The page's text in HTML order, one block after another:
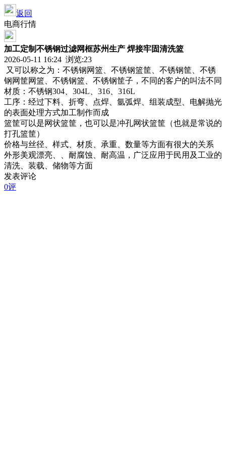
返回
电商行情
加工定制不锈钢过滤网框苏州生产 焊接牢固清洗篮
2026-05-11 16:24 浏览:23
又可以称之为：不锈钢网篮、不锈钢篮筐、不锈钢筐、不锈
钢网筐网篮、不锈钢篮、不锈钢筐子，不同的客户的叫法不同
材质：不锈钢304、304L、316、316L
工序：经过下料、折弯、点焊、氩弧焊、组装成型、电解抛光
的表面处理方式加工制作而成
篮筐可以是网状篮筐，也可以是冲孔网状篮筐（也就是常说的
打孔篮筐）
价格与丝径、样式、材质、承重、数量等方面有很大的关系
外形美观漂亮、、耐腐蚀、耐高温，广泛应用于民用及工业的
清洗、装载、储物等方面
发表评论
0评